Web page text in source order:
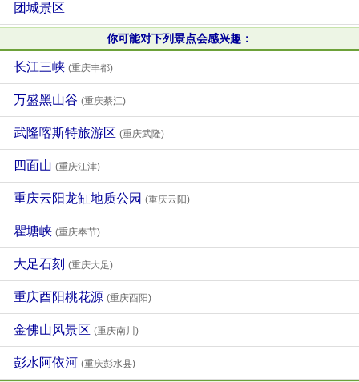
团城景区
你可能对下列景点会感兴趣：
长江三峡 (重庆丰都)
万盛黑山谷 (重庆綦江)
武隆喀斯特旅游区 (重庆武隆)
四面山 (重庆江津)
重庆云阳龙缸地质公园 (重庆云阳)
瞿塘峡 (重庆奉节)
大足石刻 (重庆大足)
重庆酉阳桃花源 (重庆酉阳)
金佛山风景区 (重庆南川)
彭水阿依河 (重庆彭水县)